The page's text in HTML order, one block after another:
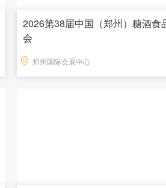
2026第38届中国（郑州）糖酒食
会
郑州国际会展中心